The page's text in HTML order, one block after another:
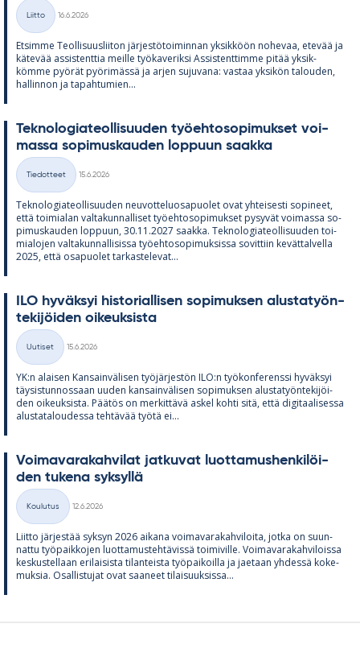
Kategoriat
Liitto
16.6.2026
Et­simme Teol­li­suus­lii­ton jär­jes­tö­toi­min­nan yk­sik­köön no­he­vaa, ete­vää ja
kä­te­vää as­sis­tent­tia meille työ­ka­ve­riksi As­sis­tent­timme pi­tää yk­sik­
kömme pyö­rät pyö­ri­mässä ja ar­jen su­ju­vana: vas­taa yk­si­kön ta­lou­den,
hal­lin­non ja ta­pah­tu­mien...
Tek­no­lo­gia­teol­li­suu­den työ­eh­to­so­pi­muk­set voi­
massa so­pi­mus­kau­den lop­puun saakka
Kategoriat
Tiedotteet
15.6.2026
Tek­no­lo­gia­teol­li­suu­den neu­vot­te­luos­a­puo­let ovat yh­tei­sesti so­pi­neet,
että toi­mia­lan val­ta­kun­nal­li­set työ­eh­to­so­pi­muk­set py­sy­vät voi­massa so­
pi­mus­kau­den lop­puun, 30.11.2027 saakka. Tek­no­lo­gia­teol­li­suu­den toi­
mia­lo­jen val­ta­kun­nal­li­sissa työ­eh­to­so­pi­muk­sissa so­vit­tiin ke­vät­tal­vella
2025, että os­a­puo­let tar­kas­te­le­vat...
ILO hy­väk­syi his­to­rial­li­sen so­pi­muk­sen alus­ta­työn­
te­ki­jöi­den oi­keuk­sista
Kategoriat
Uutiset
15.6.2026
YK:n alai­sen Kan­sain­vä­li­sen työ­jär­jes­tön ILO:n työ­kon­fe­renssi hy­väk­syi
täy­sis­tun­nos­saan uu­den kan­sain­vä­li­sen so­pi­muk­sen alus­ta­työn­te­ki­jöi­
den oi­keuk­sista. Pää­tös on mer­kit­tävä as­kel kohti sitä, että di­gi­taa­li­sessa
alus­ta­ta­lou­dessa teh­tä­vää työtä ei...
Voi­ma­va­ra­kah­vi­lat jat­ku­vat luot­ta­mus­hen­ki­löi­
den tu­kena syk­syllä
Kategoriat
Koulutus
12.6.2026
Liitto jär­jes­tää syk­syn 2026 ai­kana voi­ma­va­ra­kah­vi­loita, jotka on suun­
nattu työ­paik­ko­jen luot­ta­mus­teh­tä­vissä toi­mi­ville. Voi­ma­va­ra­kah­vi­loissa
kes­kus­tel­laan eri­lai­sista ti­lan­teista työ­pai­koilla ja jae­taan yh­dessä ko­ke­
muk­sia. Osal­lis­tu­jat ovat saa­neet ti­lai­suuk­sissa...